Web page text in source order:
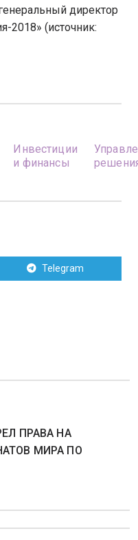
директор
2018» (источник:
Инвестиции
и финансы
Telegram
ПРАВА НА
МИРА ПО